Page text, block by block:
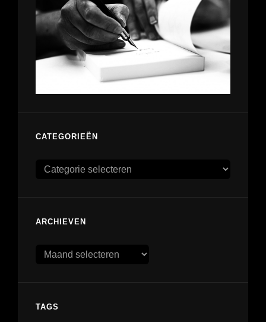
CATEGORIEËN
Categorieën
ARCHIEVEN
Archieven
TAGS